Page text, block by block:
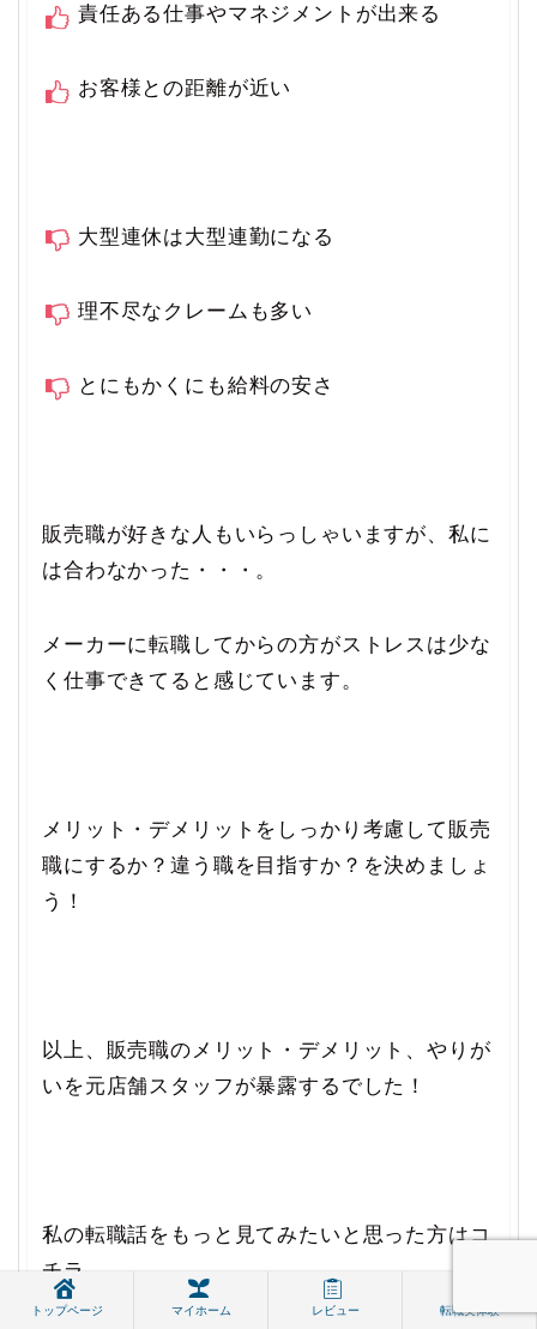
責任ある仕事やマネジメントが出来る
お客様との距離が近い
大型連休は大型連勤になる
理不尽なクレームも多い
とにもかくにも給料の安さ
販売職が好きな人もいらっしゃいますが、私に
は合わなかった・・・。
メーカーに転職してからの方がストレスは少な
く仕事できてると感じています。
メリット・デメリットをしっかり考慮して販売
職にするか？違う職を目指すか？を決めましょ
う！
以上、販売職のメリット・デメリット、やりが
いを元店舗スタッフが暴露するでした！
私の転職話をもっと見てみたいと思った方はコ
チラ
トップページ マイホーム レビュー 転職実体験